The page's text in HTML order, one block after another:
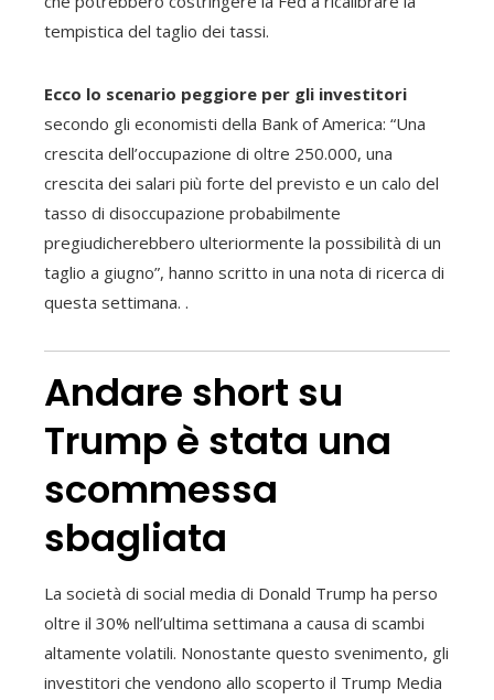
tempistica del taglio dei tassi.
Ecco lo scenario peggiore per gli investitori
secondo gli economisti della Bank of America: “Una
crescita dell’occupazione di oltre 250.000, una
crescita dei salari più forte del previsto e un calo del
tasso di disoccupazione probabilmente
pregiudicherebbero ulteriormente la possibilità di un
taglio a giugno”, hanno scritto in una nota di ricerca di
questa settimana. .
Andare short su
Trump è stata una
scommessa
sbagliata
La società di social media di Donald Trump ha perso
oltre il 30% nell’ultima settimana a causa di scambi
altamente volatili. Nonostante questo svenimento, gli
investitori che vendono allo scoperto il Trump Media